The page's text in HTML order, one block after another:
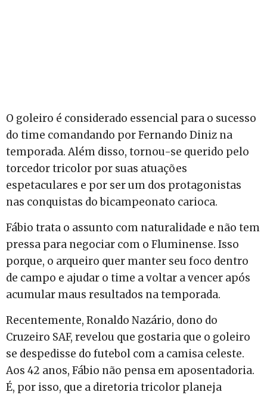
O goleiro é considerado essencial para o sucesso
do time comandando por Fernando Diniz na
temporada. Além disso, tornou-se querido pelo
torcedor tricolor por suas atuações
espetaculares e por ser um dos protagonistas
nas conquistas do bicampeonato carioca.
Fábio trata o assunto com naturalidade e não tem
pressa para negociar com o Fluminense. Isso
porque, o arqueiro quer manter seu foco dentro
de campo e ajudar o time a voltar a vencer após
acumular maus resultados na temporada.
Recentemente, Ronaldo Nazário, dono do
Cruzeiro SAF, revelou que gostaria que o goleiro
se despedisse do futebol com a camisa celeste.
Aos 42 anos, Fábio não pensa em aposentadoria.
É, por isso, que a diretoria tricolor planeja